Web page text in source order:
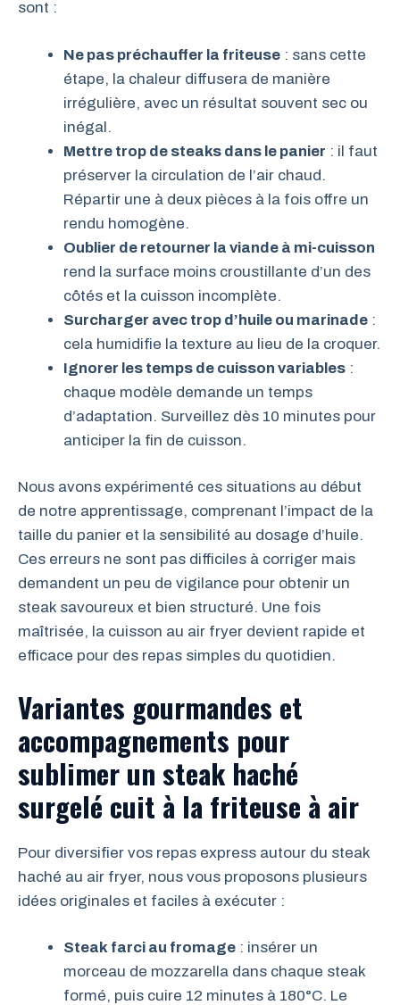
sont :
Ne pas préchauffer la friteuse : sans cette
étape, la chaleur diffusera de manière
irrégulière, avec un résultat souvent sec ou
inégal.
Mettre trop de steaks dans le panier : il faut
préserver la circulation de l’air chaud.
Répartir une à deux pièces à la fois offre un
rendu homogène.
Oublier de retourner la viande à mi-cuisson
rend la surface moins croustillante d’un des
côtés et la cuisson incomplète.
Surcharger avec trop d’huile ou marinade :
cela humidifie la texture au lieu de la croquer.
Ignorer les temps de cuisson variables :
chaque modèle demande un temps
d’adaptation. Surveillez dès 10 minutes pour
anticiper la fin de cuisson.
Nous avons expérimenté ces situations au début
de notre apprentissage, comprenant l’impact de la
taille du panier et la sensibilité au dosage d’huile.
Ces erreurs ne sont pas difficiles à corriger mais
demandent un peu de vigilance pour obtenir un
steak savoureux et bien structuré. Une fois
maîtrisée, la cuisson au air fryer devient rapide et
efficace pour des repas simples du quotidien.
Variantes gourmandes et
accompagnements pour
sublimer un steak haché
surgelé cuit à la friteuse à air
Pour diversifier vos repas express autour du steak
haché au air fryer, nous vous proposons plusieurs
idées originales et faciles à exécuter :
Steak farci au fromage : insérer un
morceau de mozzarella dans chaque steak
formé, puis cuire 12 minutes à 180°C. Le